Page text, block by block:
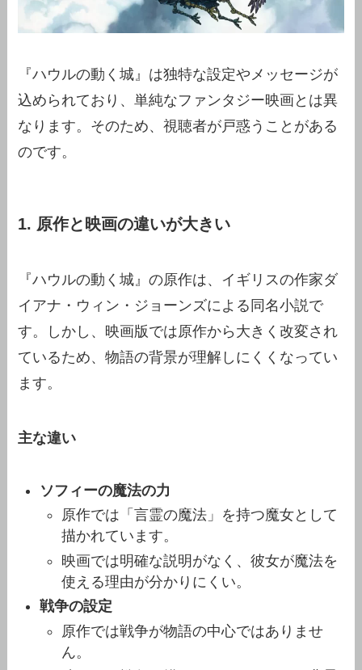
『ハウルの動く城』は独特な設定やメッセージが
込められており、単純なファンタジー映画とは異
なります。そのため、視聴者が戸惑うことがある
のです。
1. 原作と映画の違いが大きい
『ハウルの動く城』の原作は、イギリスの作家ダ
イアナ・ウィン・ジョーンズによる同名小説で
す。しかし、映画版では原作から大きく改変され
ているため、物語の背景が理解しにくくなってい
ます。
主な違い
ソフィーの魔法の力
原作では「言霊の魔法」を持つ魔女として
描かれています。
映画では明確な説明がなく、彼女が魔法を
使える理由が分かりにくい。
戦争の設定
原作では戦争が物語の中心ではありませ
ん。